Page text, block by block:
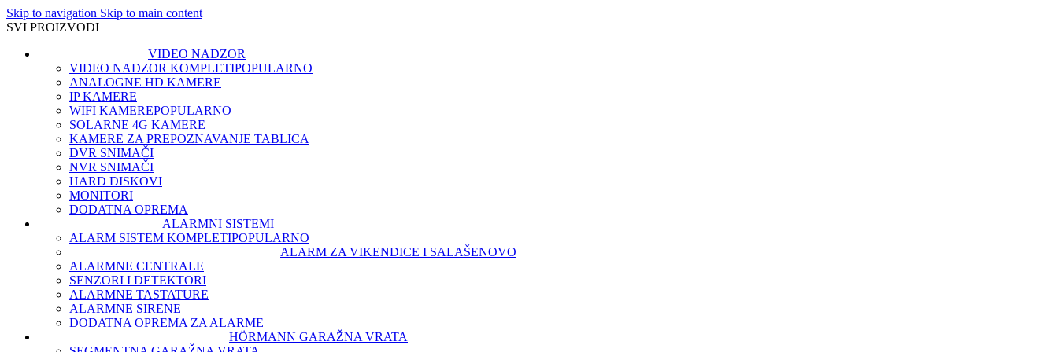
Skip to navigation Skip to main content
SVI PROIZVODI
VIDEO NADZOR
VIDEO NADZOR KOMPLETIPOPULARNO
ANALOGNE HD KAMERE
IP KAMERE
WIFI KAMEREPOPULARNO
SOLARNE 4G KAMERE
KAMERE ZA PREPOZNAVANJE TABLICA
DVR SNIMAČI
NVR SNIMAČI
HARD DISKOVI
MONITORI
DODATNA OPREMA
ALARMNI SISTEMI
ALARM SISTEM KOMPLETIPOPULARNO
ALARM ZA VIKENDICE I SALAŠENOVO
ALARMNE CENTRALE
SENZORI I DETEKTORI
ALARMNE TASTATURE
ALARMNE SIRENE
DODATNA OPREMA ZA ALARME
HÖRMANN GARAŽNA VRATA